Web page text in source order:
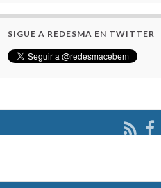
SIGUE A REDESMA EN TWITTER